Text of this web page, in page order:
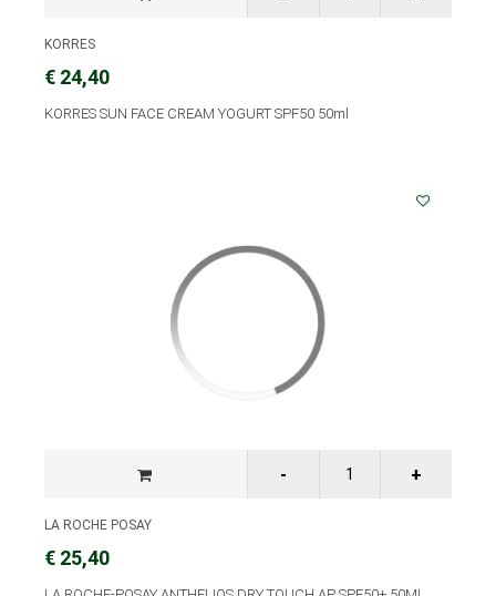
KORRES
€ 24,40
KORRES SUN FACE CREAM YOGURT SPF50 50ml
LA ROCHE POSAY
€ 25,40